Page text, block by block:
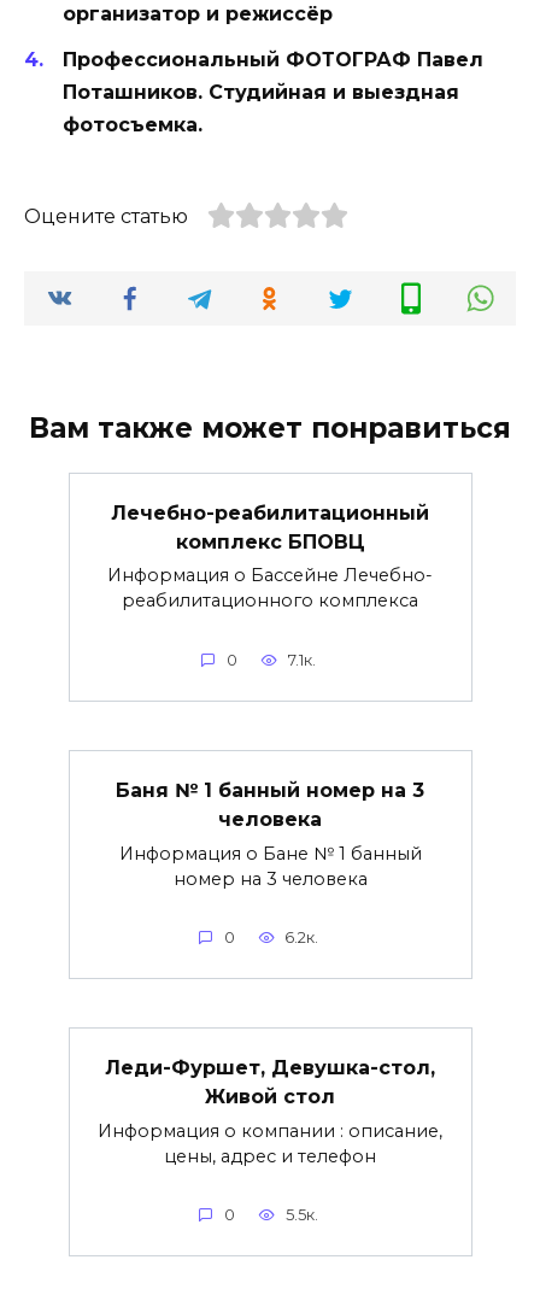
организатор и режиссёр
Профессиональный ФОТОГРАФ Павел
Поташников. Студийная и выездная
фотосъемка.
Оцените статью
Вам также может понравиться
Лечебно-реабилитационный
комплекс БПОВЦ
Информация о Бассейне Лечебно-
реабилитационного комплекса
0 7.1к.
Баня № 1 банный номер на 3
человека
Информация о Бане № 1 банный
номер на 3 человека
0 6.2к.
Леди-Фуршет, Девушка-стол,
Живой стол
Информация о компании : описание,
цены, адрес и телефон
0 5.5к.